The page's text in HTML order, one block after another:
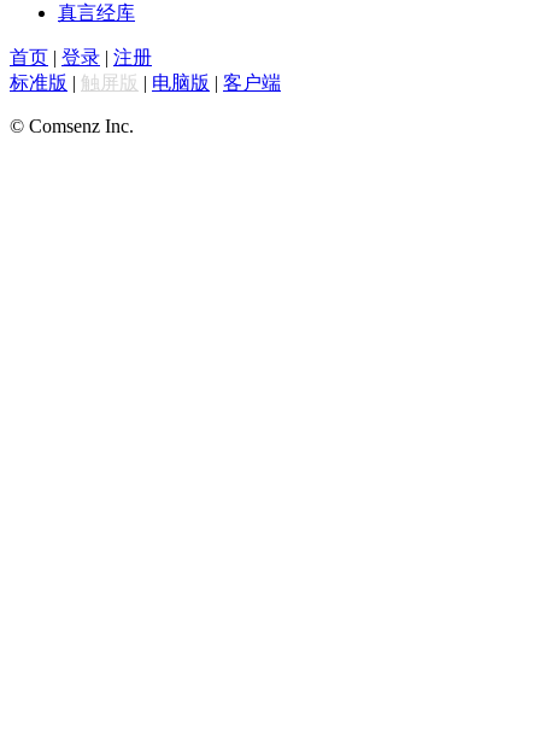
真言经库
首页 | 登录 | 注册
标准版 | 触屏版 | 电脑版 | 客户端
© Comsenz Inc.